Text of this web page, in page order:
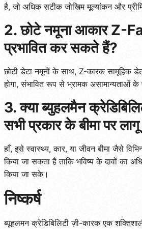
है, जो अधिक सटीक जोखिम मूल्यांकन और
2. छोटे नमूना आकार Z-
प्रभावित कर सकते हैं?
छोटी डेटा नमूनों के साथ, Z-कारक सामूहिक
होगा, संभावित रूप से भ्रामक असामान्यताओं के
3. क्या ब्युहलमैन
सभी प्रकार के बीमा पर लागू
हाँ, इसे स्वास्थ्य, कार, या जीवन बीमा जैसे
किया जा सकता है ताकि भविष्य के दावों का
किया जा सके।
निष्कर्ष
ब्यूहलमन क्रेडिबिलिटी ज़ी-कारक एक